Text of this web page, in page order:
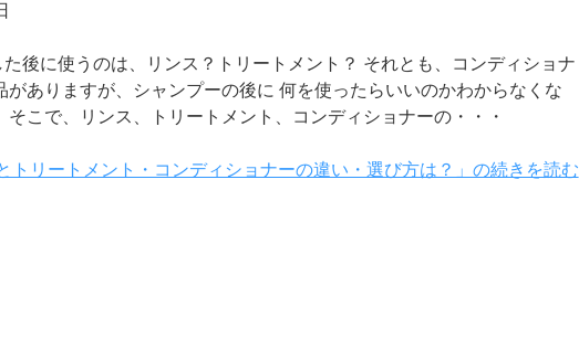
た後に使うのは、リンス？トリートメント？ それとも、コンディショナ
がありますが、シャンプーの後に 何を使ったらいいのかわからなくな
そこで、リンス、トリートメント、コンディショナーの・・・
トリートメント・コンディショナーの違い・選び方は？」の続きを読む